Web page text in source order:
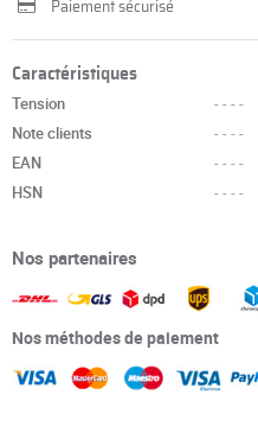
Paiement sécurisé
Caractéristiques
Tension ----
Note clients
----
EAN
----
HSN
----
Nos partenaires
Nos méthodes de paiement